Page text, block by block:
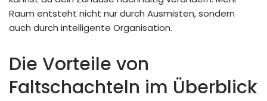
Raum entsteht nicht nur durch Ausmisten, sondern
auch durch intelligente Organisation.
Die Vorteile von
Faltschachteln im Überblick